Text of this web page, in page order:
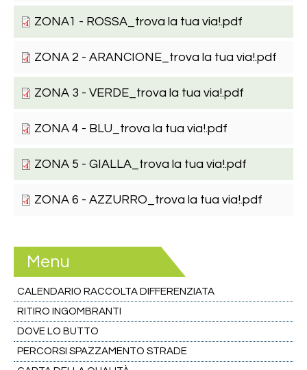
ZONA1 - ROSSA_trova la tua via!.pdf
ZONA 2 - ARANCIONE_trova la tua via!.pdf
ZONA 3 - VERDE_trova la tua via!.pdf
ZONA 4 - BLU_trova la tua via!.pdf
ZONA 5 - GIALLA_trova la tua via!.pdf
ZONA 6 - AZZURRO_trova la tua via!.pdf
Menu
CALENDARIO RACCOLTA DIFFERENZIATA
RITIRO INGOMBRANTI
DOVE LO BUTTO
PERCORSI SPAZZAMENTO STRADE